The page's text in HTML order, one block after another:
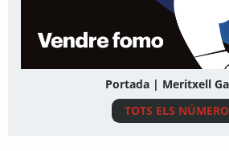
Portada | Meritxell
TOTS ELS